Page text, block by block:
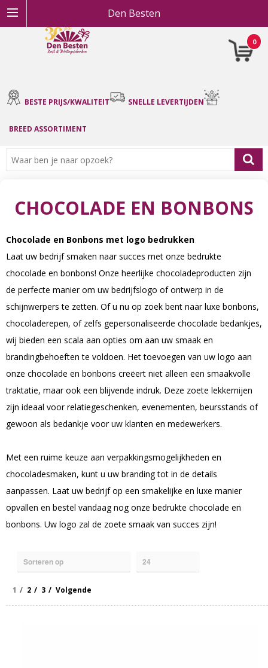
Den Besten
0
BESTE PRIJS/KWALITEIT SNELLE LEVERTIJDEN
BREED ASSORTIMENT
CHOCOLADE EN BONBONS
Chocolade en Bonbons met logo bedrukken
Laat uw bedrijf smaken naar succes met onze bedrukte
chocolade en bonbons! Onze heerlijke chocoladeproducten zijn
de perfecte manier om uw bedrijfslogo of ontwerp in de
schijnwerpers te zetten. Of u nu op zoek bent naar luxe bonbons,
chocoladerepen, of zelfs gepersonaliseerde chocolade bedankjes,
wij bieden een scala aan opties om aan uw smaak en
brandingbehoeften te voldoen. Het toevoegen van uw logo aan
onze chocolade en bonbons creëert niet alleen een smaakvolle
traktatie, maar ook een blijvende indruk. Deze zoete lekkernijen
zijn ideaal voor relatiegeschenken, evenementen, beursstands of
gewoon als bedankje voor uw klanten en medewerkers.
Met een ruime keuze aan verpakkingsmogelijkheden en
chocoladesmaken, kunt u uw branding tot in de details
aanpassen. Laat uw bedrijf op een smakelijke en luxe manier
opvallen en bestel vandaag nog onze bedrukte chocolade en
bonbons. Uw logo zal de zoete smaak van succes zijn!
1 2 3 Volgende